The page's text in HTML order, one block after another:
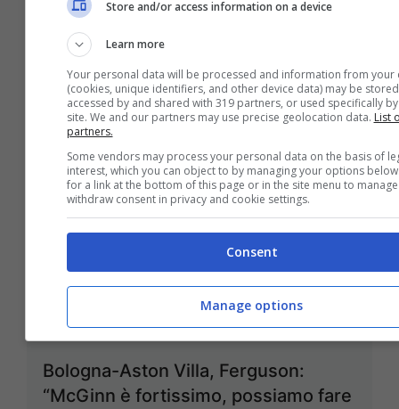
8 Aprile 2026 - 18:30
Bologna-Aston Villa, Ferguson:
“McGinn è fortissimo, possiamo fare
Store and/or access information on a device
Learn more
Your personal data will be processed and information from your
(cookies, unique identifiers, and other device data) may be
accessed by and shared with 319 partners, or used specifically
site. We and our partners may use precise geolocation data. List
partners.
Some vendors may process your personal data on the basis of
interest, which you can object to by managing your options
for a link at the bottom of this page or in the site menu to
withdraw consent in privacy and cookie settings.
Consent
Manage options